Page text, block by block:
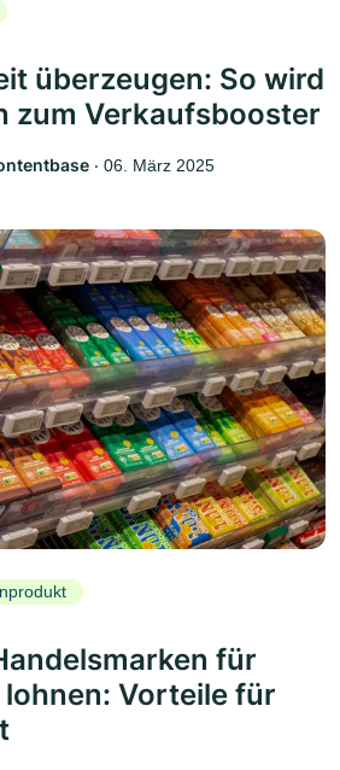
überzeugen: So wird
zum Verkaufsbooster
‧ 06. März 2025
für
Vorteile für